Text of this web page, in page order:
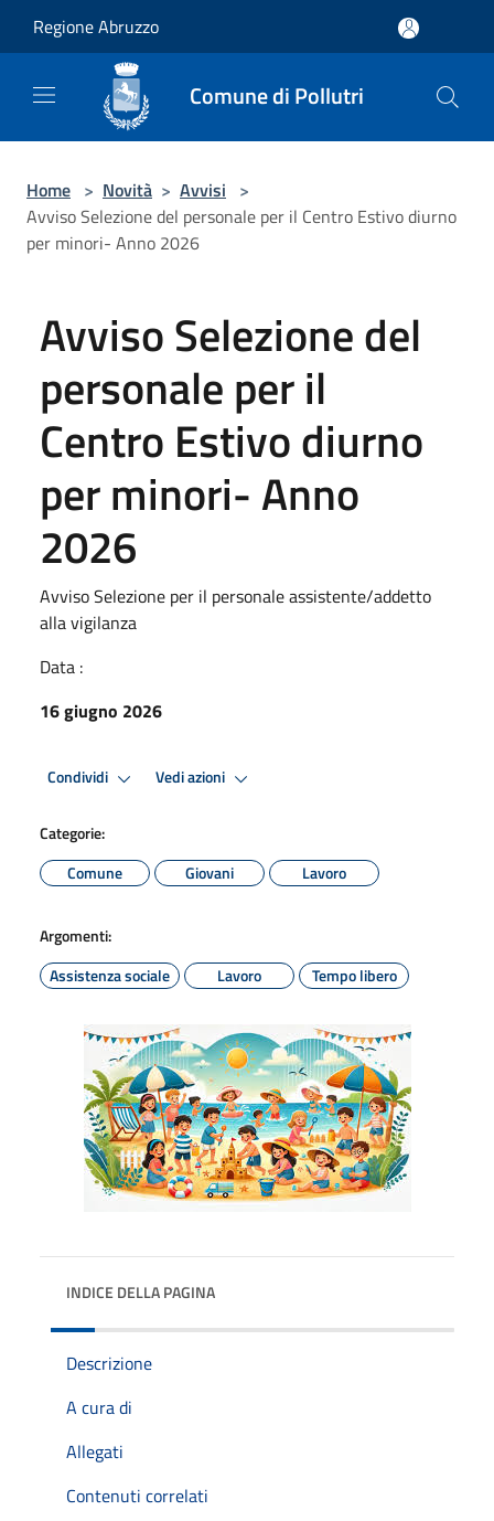
Regione Abruzzo
Comune di Pollutri
Home > Novità > Avvisi >
Avviso Selezione del personale per il Centro Estivo diurno
per minori- Anno 2026
Avviso Selezione del
personale per il
Centro Estivo diurno
per minori- Anno
2026
Avviso Selezione per il personale assistente/addetto
alla vigilanza
Data :
16 giugno 2026
Condividi Vedi azioni
Categorie:
Comune
Giovani Lavoro
Argomenti:
Assistenza sociale
Lavoro Tempo libero
INDICE DELLA PAGINA
Descrizione
A cura di
Allegati
Contenuti correlati